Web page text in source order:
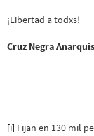
¡Libertad a todxs!
Cruz Negra
[i] Fijan en 130 mil